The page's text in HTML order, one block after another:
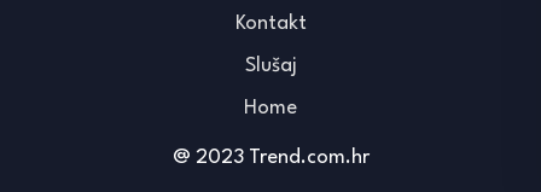
@ 2023 Trend.com.hr
Kontakt
Slušaj
Home